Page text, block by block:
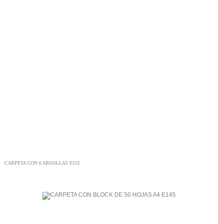
CARPETA CON 6 ARGOLLAS E152